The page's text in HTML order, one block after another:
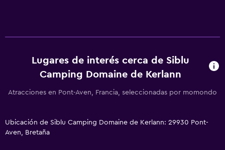
Lugares de interés cerca de Siblu
Camping Domaine de Kerlann
Atracciones en Pont-Aven, Francia, seleccionadas por momondo
Ubicación de Siblu Camping Domaine de Kerlann: 29930 Pont-
Aven, Bretaña